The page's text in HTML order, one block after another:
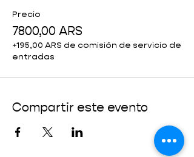
Precio
7800,00 ARS
+195,00 ARS de comisión de servicio de
entradas
Compartir este evento